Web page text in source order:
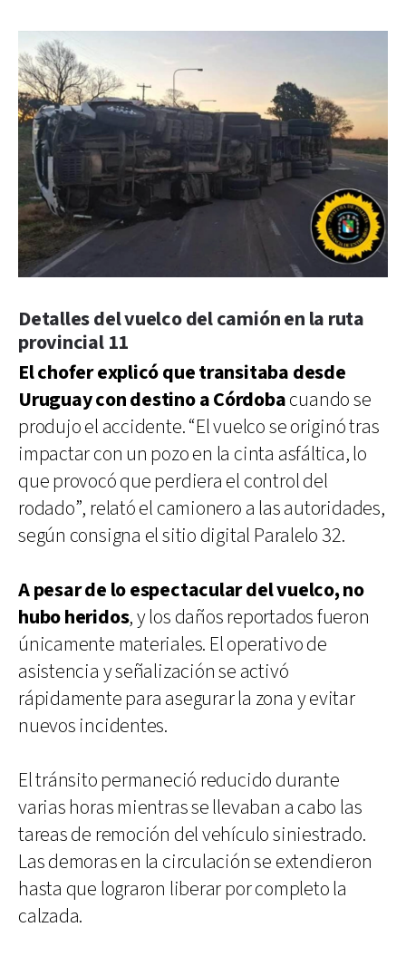
Detalles del vuelco del camión en la ruta
provincial 11
El chofer explicó que transitaba desde
Uruguay con destino a Córdobacuando se
produjo el accidente. “El vuelco se originó tras
impactar con un pozo en la cinta asfáltica, lo
que provocó que perdiera el control del
rodado”, relató el camionero a las autoridades,
según consigna el sitio digital Paralelo 32.
A pesar de lo espectacular del vuelco, no
hubo heridos, y los daños reportados fueron
únicamente materiales. El operativo de
asistencia y señalización se activó
rápidamente para asegurar la zona y evitar
nuevos incidentes.
El tránsito permaneció reducido durante
varias horas mientras se llevaban a cabo las
tareas de remoción del vehículo siniestrado.
Las demoras en la circulación se extendieron
hasta que lograron liberar por completo la
calzada.